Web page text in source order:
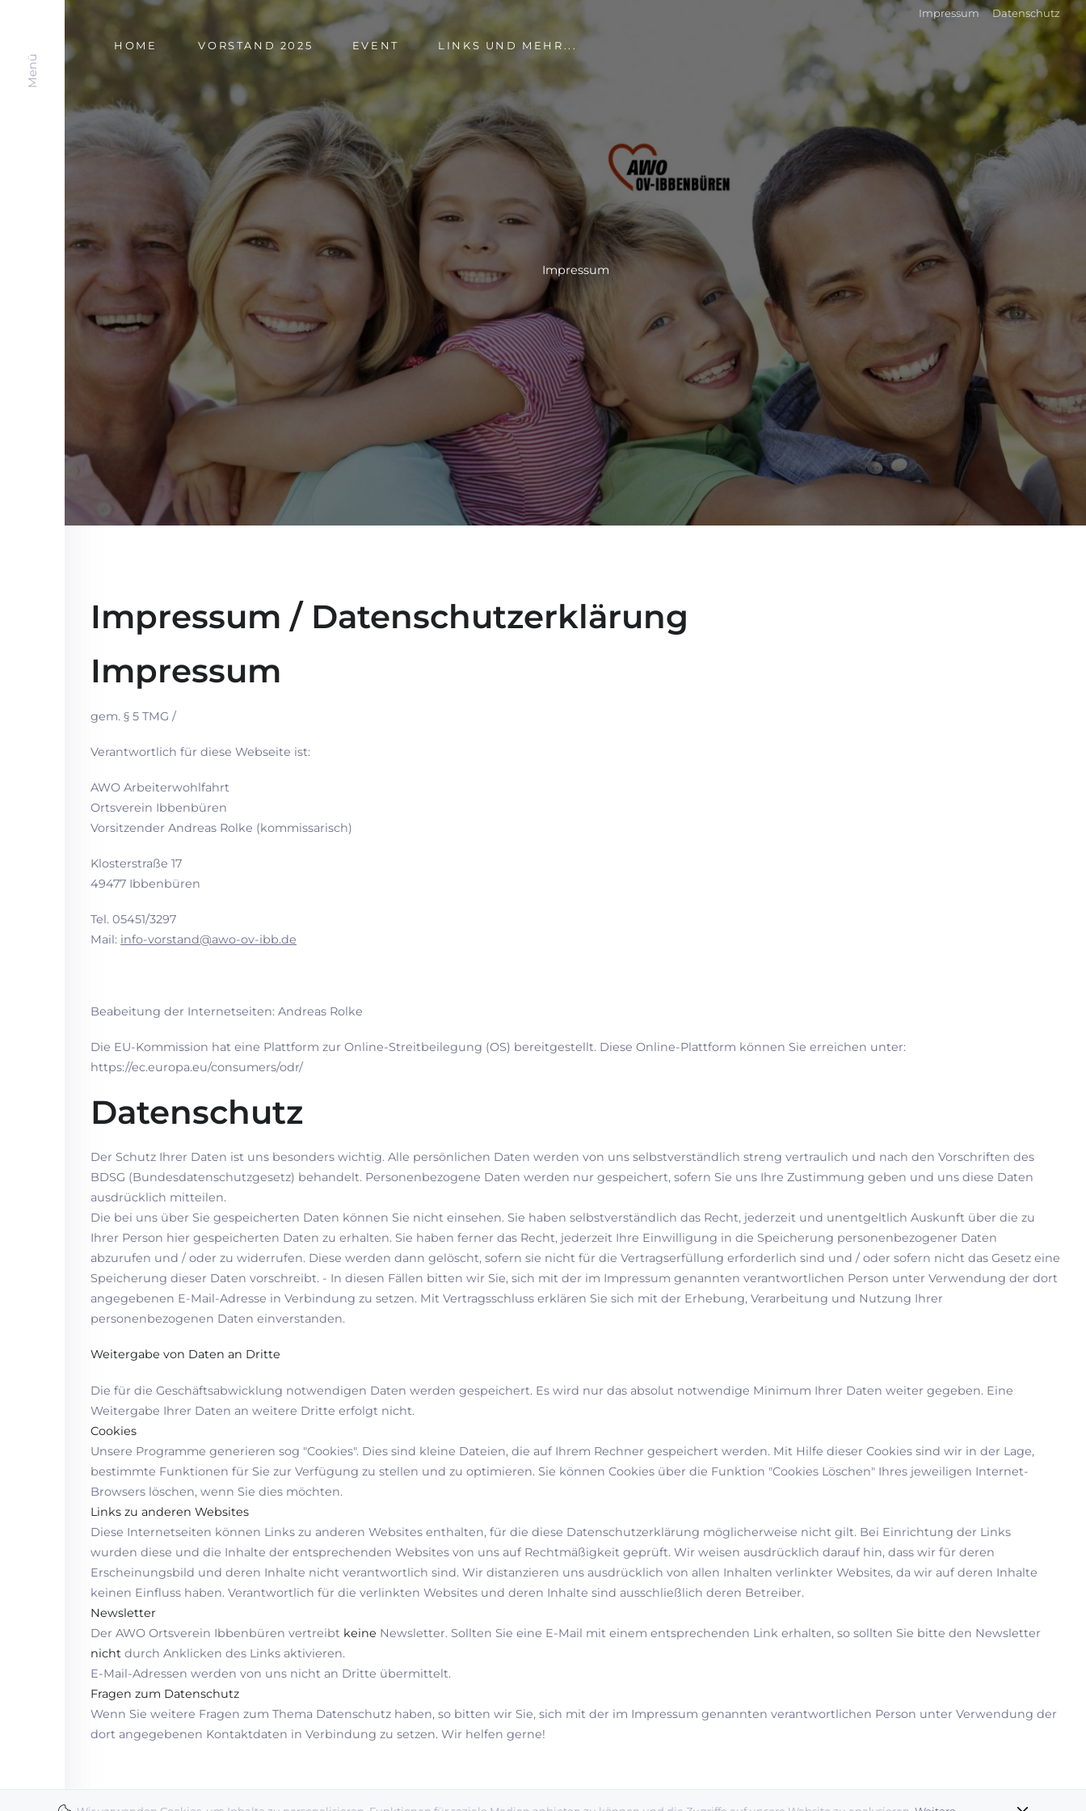
Menü
Impressum Datenschutz
NAVIGATION
ÜBERSPRINGEN
HOME VORSTAND 2025 EVENT LINKS UND MEHR...
Impressum
Impressum / Datenschutzerklärung
Impressum
gem. § 5 TMG /
Verantwortlich für diese Webseite ist:
AWO Arbeiterwohlfahrt
Ortsverein Ibbenbüren
Vorsitzender Andreas Rolke (kommissarisch)
Klosterstraße 17
49477 Ibbenbüren
Tel. 05451/3297
Mail: info-vorstand@awo-ov-ibb.de
Beabeitung der Internetseiten: Andreas Rolke
Die EU-Kommission hat eine Plattform zur Online-Streitbeilegung (OS) bereitgestellt. Diese Online-Plattform können Sie erreichen unter:
https://ec.europa.eu/consumers/odr/
Datenschutz
Der Schutz Ihrer Daten ist uns besonders wichtig. Alle persönlichen Daten werden von uns selbstverständlich streng vertraulich und nach den Vorschriften des
BDSG (Bundesdatenschutzgesetz) behandelt. Personenbezogene Daten werden nur gespeichert, sofern Sie uns Ihre Zustimmung geben und uns diese Daten
ausdrücklich mitteilen.
Die bei uns über Sie gespeicherten Daten können Sie nicht einsehen. Sie haben selbstverständlich das Recht, jederzeit und unentgeltlich Auskunft über die zu
Ihrer Person hier gespeicherten Daten zu erhalten. Sie haben ferner das Recht, jederzeit Ihre Einwilligung in die Speicherung personenbezogener Daten
abzurufen und / oder zu widerrufen. Diese werden dann gelöscht, sofern sie nicht für die Vertragserfüllung erforderlich sind und / oder sofern nicht das Gesetz eine
Speicherung dieser Daten vorschreibt. - In diesen Fällen bitten wir Sie, sich mit der im Impressum genannten verantwortlichen Person unter Verwendung der dort
angegebenen E-Mail-Adresse in Verbindung zu setzen. Mit Vertragsschluss erklären Sie sich mit der Erhebung, Verarbeitung und Nutzung Ihrer
personenbezogenen Daten einverstanden.
Weitergabe von Daten an Dritte
Die für die Geschäftsabwicklung notwendigen Daten werden gespeichert. Es wird nur das absolut notwendige Minimum Ihrer Daten weiter gegeben. Eine
Weitergabe Ihrer Daten an weitere Dritte erfolgt nicht.
Cookies
Unsere Programme generieren sog "Cookies". Dies sind kleine Dateien, die auf Ihrem Rechner gespeichert werden. Mit Hilfe dieser Cookies sind wir in der Lage,
bestimmte Funktionen für Sie zur Verfügung zu stellen und zu optimieren. Sie können Cookies über die Funktion "Cookies Löschen" Ihres jeweiligen Internet-
Browsers löschen, wenn Sie dies möchten.
Links zu anderen Websites
Diese Internetseiten können Links zu anderen Websites enthalten, für die diese Datenschutzerklärung möglicherweise nicht gilt. Bei Einrichtung der Links
wurden diese und die Inhalte der entsprechenden Websites von uns auf Rechtmäßigkeit geprüft. Wir weisen ausdrücklich darauf hin, dass wir für deren
Erscheinungsbild und deren Inhalte nicht verantwortlich sind. Wir distanzieren uns ausdrücklich von allen Inhalten verlinkter Websites, da wir auf deren Inhalte
keinen Einfluss haben. Verantwortlich für die verlinkten Websites und deren Inhalte sind ausschließlich deren Betreiber.
Newsletter
Der AWO Ortsverein Ibbenbüren vertreibt keine Newsletter. Sollten Sie eine E-Mail mit einem entsprechenden Link erhalten, so sollten Sie bitte den Newsletter
nicht durch Anklicken des Links aktivieren.
E-Mail-Adressen werden von uns nicht an Dritte übermittelt.
Fragen zum Datenschutz
Wenn Sie weitere Fragen zum Thema Datenschutz haben, so bitten wir Sie, sich mit der im Impressum genannten verantwortlichen Person unter Verwendung der
dort angegebenen Kontaktdaten in Verbindung zu setzen. Wir helfen gerne!